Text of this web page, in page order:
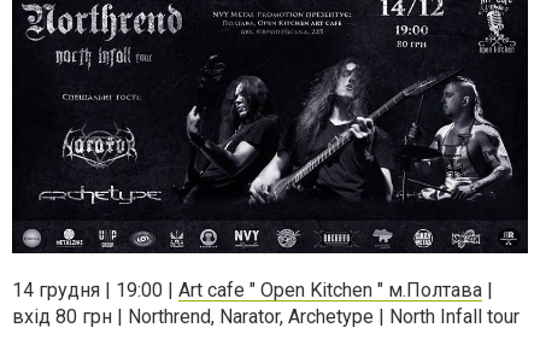
14 грудня | 19:00 | Art cafe " Open Kitchen " м.Полтава
вхід 80 грн | Northrend, Narator, Archetype | North Infall tour